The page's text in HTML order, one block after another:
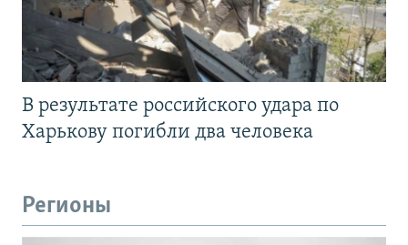
В результате российского удара по
Харькову погибли два человека
Регионы